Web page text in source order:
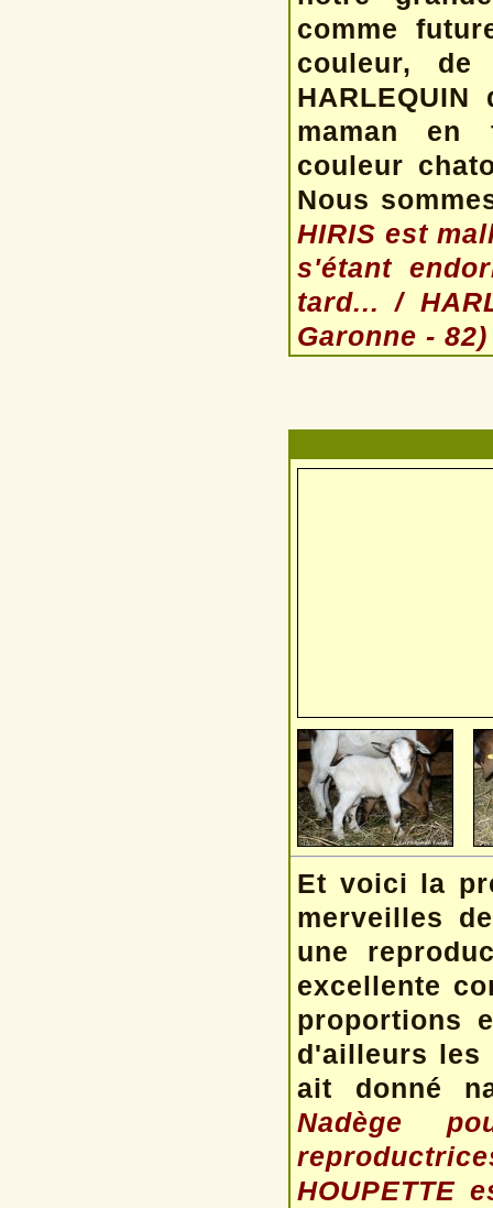
comme
couleur,
maman en
couleur
Nous
HIRIS est
s'étant
tard... /
Garonne - 82)
Et voici la
merveilles
une
excellente
proportions
d'ailleurs les
ait donné
Nadège
HOUPETTE